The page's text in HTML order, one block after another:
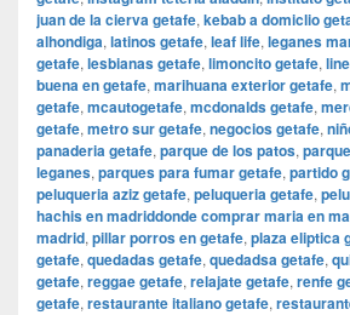
juan de la cierva getafe, kebab a domiclio
alhondiga, latinos getafe, leaf life, leganes
getafe, lesbianas getafe, limoncito getafe,
buena en getafe, marihuana exterior getafe,
getafe, mcautogetafe, mcdonalds getafe,
getafe, metro sur getafe, negocios getafe,
panaderia getafe, parque de los patos,
leganes, parques para fumar getafe, partido
peluqueria aziz getafe, peluqueria getafe,
hachis en madriddonde comprar maria en
madrid, pillar porros en getafe, plaza eliptica
getafe, quedadas getafe, quedadsa getafe,
getafe, reggae getafe, relajate getafe, renfe
getafe, restaurante italiano getafe,